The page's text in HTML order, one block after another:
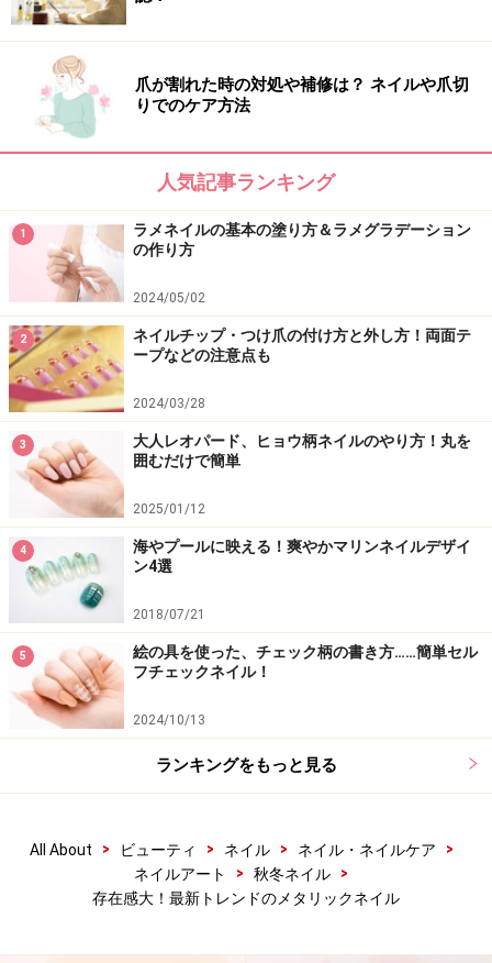
爪が割れた時の対処や補修は？ ネイルや爪切
りでのケア方法
人気記事ランキング
1
ラメネイルの基本の塗り方＆ラメグラデーション
の作り方
2024/05/02
2
ネイルチップ・つけ爪の付け方と外し方！両面テ
ープなどの注意点も
2024/03/28
3
大人レオパード、ヒョウ柄ネイルのやり方！丸を
囲むだけで簡単
2025/01/12
4
海やプールに映える！爽やかマリンネイルデザイ
ン4選
2018/07/21
5
絵の具を使った、チェック柄の書き方……簡単セル
フチェックネイル！
2024/10/13
ランキングをもっと見る
All About > ビューティ > ネイル > ネイル・ネイルケア
>
ネイルアート
> 秋冬ネイル
>
存在感大！最新トレンドのメタリックネイル